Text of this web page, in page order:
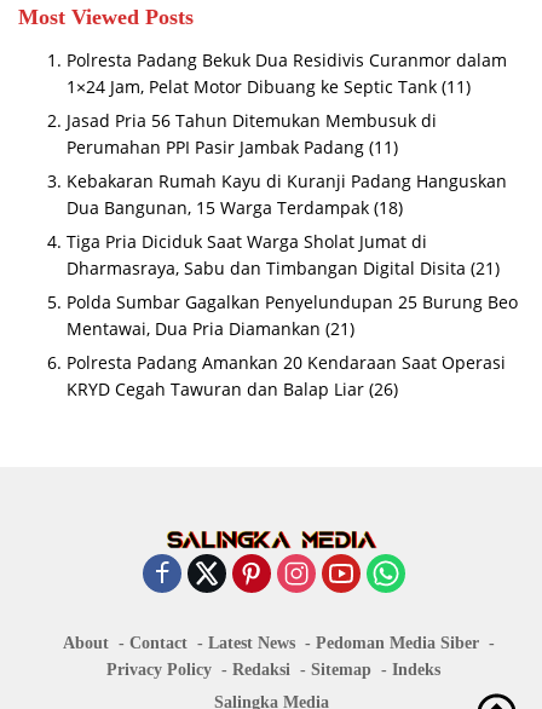
Most Viewed Posts
Polresta Padang Bekuk Dua Residivis Curanmor dalam
1×24 Jam, Pelat Motor Dibuang ke Septic Tank (11)
Jasad Pria 56 Tahun Ditemukan Membusuk di
Perumahan PPI Pasir Jambak Padang (11)
Kebakaran Rumah Kayu di Kuranji Padang Hanguskan
Dua Bangunan, 15 Warga Terdampak (18)
Tiga Pria Diciduk Saat Warga Sholat Jumat di
Dharmasraya, Sabu dan Timbangan Digital Disita (21)
Polda Sumbar Gagalkan Penyelundupan 25 Burung Beo
Mentawai, Dua Pria Diamankan (21)
Polresta Padang Amankan 20 Kendaraan Saat Operasi
KRYD Cegah Tawuran dan Balap Liar (26)
About Contact Latest News
Pedoman Media Siber
Privacy Policy
Redaksi Sitemap
Indeks
Salingka Media